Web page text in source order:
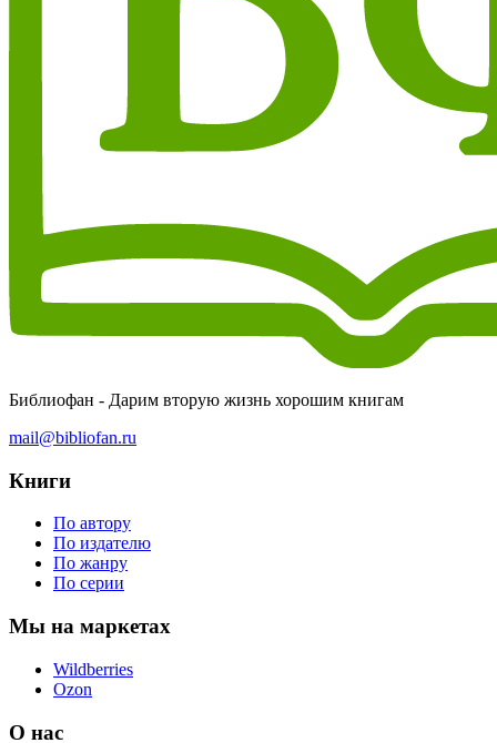
Библиофан - Дарим вторую жизнь хорошим книгам
mail@bibliofan.ru
Книги
По автору
По издателю
По жанру
По серии
Мы на маркетах
Wildberries
Ozon
О нас